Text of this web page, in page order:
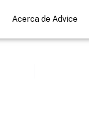
Acerca de Advice